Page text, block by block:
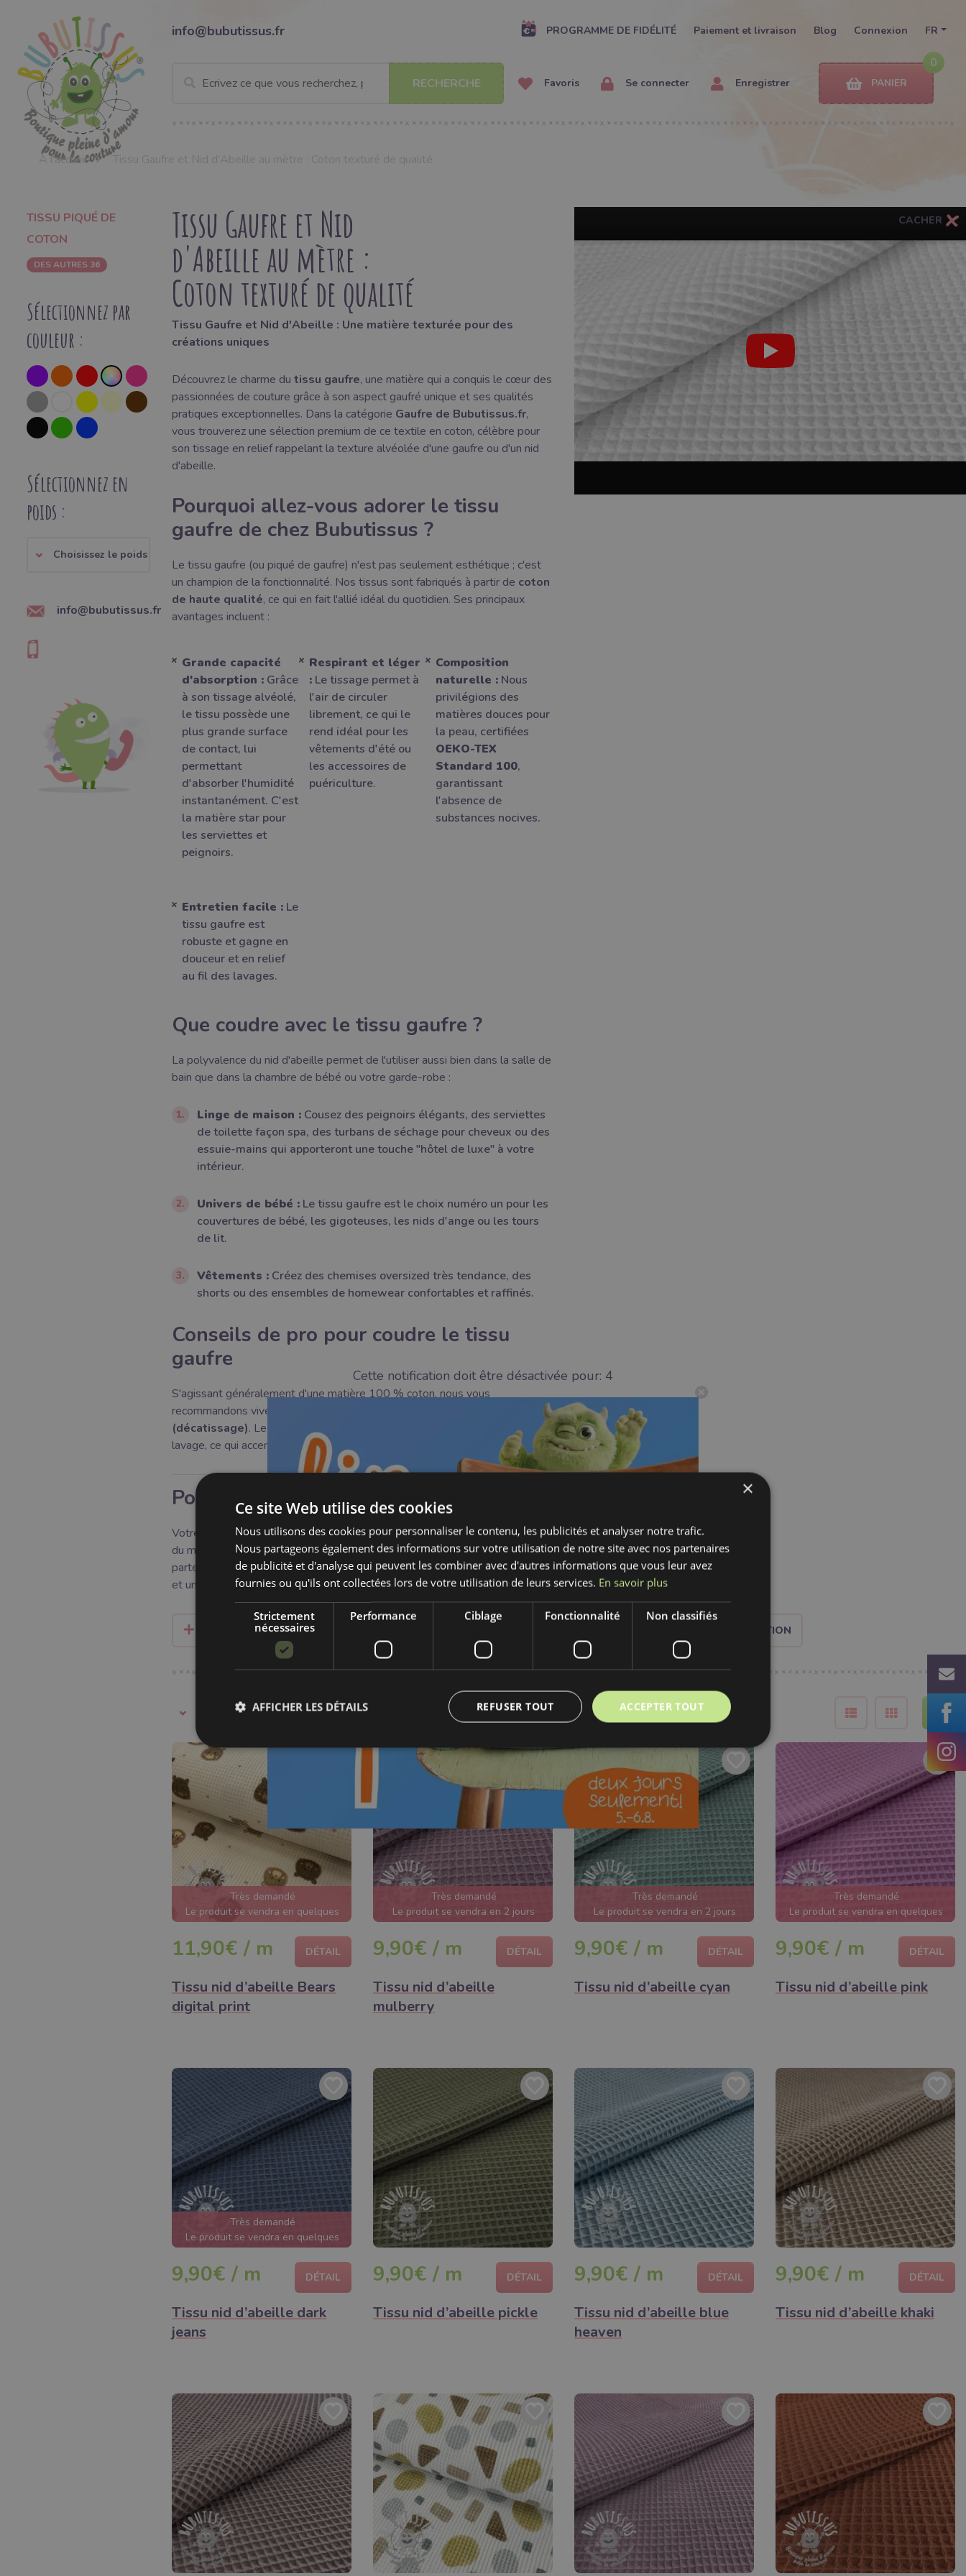
info@bubutissus.fr PROGRAMME DE FIDÉLITÉ Paiement et livraison Blog Connexion FR
RECHERCHE Favoris Se connecter Enregistrer
0
PANIER
À l'accueil
TISSU PIQUÉ DE
COTON
DES AUTRES 36
Sélectionnez par
couleur :
Sélectionnez en
poids :
Choisissez le poids
info@bubutissus.fr
Tissu Gaufre et Nid
d'Abeille au mètre :
Coton texturé de qualité
Tissu Gaufre et Nid d'Abeille : Une matière texturée pour des
créations uniques
Découvrez le charme du tissu gaufre, une matière qui a conquis le cœur des
passionnées de couture grâce à son aspect gaufré unique et ses qualités
pratiques exceptionnelles. Dans la catégorie Gaufre de Bubutissus.fr,
vous trouverez une sélection premium de ce textile en coton, célèbre pour
son tissage en relief rappelant la texture alvéolée d'une gaufre ou d'un nid
d'abeille.
Pourquoi allez-vous adorer le tissu
gaufre de chez Bubutissus ?
Le tissu gaufre (ou piqué de gaufre) n'est pas seulement esthétique ; c'est
un champion de la fonctionnalité. Nos tissus sont fabriqués à partir de coton
de haute qualité, ce qui en fait l'allié idéal du quotidien. Ses principaux
avantages incluent :
Grande capacité
d'absorption : Grâce
à son tissage alvéolé,
le tissu possède une
plus grande surface
de contact, lui
permettant
d'absorber l'humidité
instantanément. C'est
la matière star pour
les serviettes et
peignoirs.
Respirant et léger
:Le tissage permet à
l'air de circuler
librement, ce qui le
rend idéal pour les
vêtements d'été ou
les accessoires de
puériculture.
Composition
naturelle : Nous
privilégions des
matières douces pour
la peau, certifiées
OEKO-TEX
Standard 100,
garantissant
l'absence de
substances nocives.
Entretien facile : Le
tissu gaufre est
robuste et gagne en
douceur et en relief
au fil des lavages.
Que coudre avec le tissu gaufre ?
La polyvalence du nid d'abeille permet de l'utiliser aussi bien dans la salle de
bain que dans la chambre de bébé ou votre garde-robe :
Linge de maison : Cousez des peignoirs élégants, des serviettes
de toilette façon spa, des turbans de séchage pour cheveux ou des
essuie-mains qui apporteront une touche "hôtel de luxe" à votre
intérieur.
Univers de bébé : Le tissu gaufre est le choix numéro un pour les
couvertures de bébé, les gigoteuses, les nids d'ange ou les tours
de lit.
Vêtements : Créez des chemises oversized très tendance, des
shorts ou des ensembles de homewear confortables et raffinés.
Conseils de pro pour coudre le tissu
gaufre
S'agissant généralement d'une matière 100 % coton, nous vous
recommandons vivement de
(décatissage). Le gaufre a une tendance naturelle à se rétracter au premier
lavage, ce qui accentue magnifiquement son relief caractéristique.
Pourquoi acheter sur Bubutissus.fr ?
Votre créativité mérite fiabilité et qualité. Contrairement à certains acteurs
du marché qui traversent des périodes d'instabilité,Bubutissusreste un
partenaire solide pour vos projets. Nous garantissons une expédition rapide
et un stock réellement disponible pour un envoi immédiat.
CACHER
GUIDE D’ACHAT AFFICHER LE FILTRE PAR UTILISATION
Triement
Très demandé
Le produit se vendra en quelques
heures
11,90€ / m DÉTAIL
Tissu nid d’abeille Bears
digital print
Très demandé
Le produit se vendra en 2 jours
9,90€ / m DÉTAIL
Tissu nid d’abeille
mulberry
Très demandé
Le produit se vendra en 2 jours
9,90€ / m DÉTAIL
Tissu nid d’abeille cyan
Très demandé
Le produit se vendra en quelques
heures
9,90€ / m DÉTAIL
Tissu nid d’abeille pink
Très demandé
Le produit se vendra en quelques
heures
9,90€ / m DÉTAIL
Tissu nid d’abeille dark
jeans
9,90€ / m DÉTAIL
Tissu nid d’abeille pickle
9,90€ / m DÉTAIL
Tissu nid d’abeille blue
heaven
9,90€ / m DÉTAIL
Tissu nid d’abeille khaki
Cette notification doit être désactivée pour: 2
×
Ce site Web utilise des cookies
Nous utilisons des cookies pour personnaliser le contenu, les publicités et analyser notre trafic.
Nous partageons également des informations sur votre utilisation de notre site avec nos partenaires
de publicité et d'analyse qui peuvent les combiner avec d'autres informations que vous leur avez
fournies ou qu'ils ont collectées lors de votre utilisation de leurs services. En savoir plus
Strictement
nécessaires
Performance Ciblage Fonctionnalité Non classifiés
ACCEPTER TOUT
REFUSER TOUT
AFFICHER LES DÉTAILS